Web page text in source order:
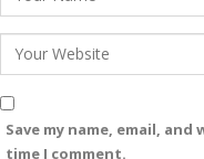
Save my name, email,
time I comment.